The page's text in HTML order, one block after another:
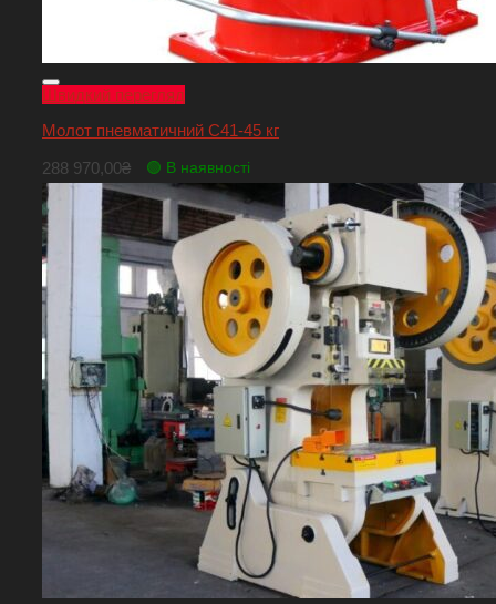
Швидкий перегляд
Молот пневматичний С41-45 кг
288 970,00₴ 🟢 В наявності